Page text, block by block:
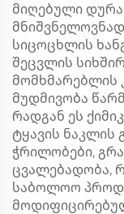
მიღებული
სიცოცხლის
შეცვლის
მომხმარებლის
მუდმივობა
რადგან ეს
ტყავის ნაკლის
ჭრილობები,
ცვალებადობა,
საბოლოო